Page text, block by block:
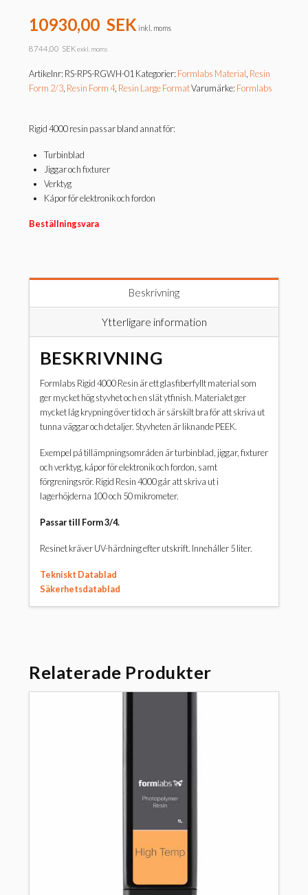
10930,00 SEK inkl. moms
8744,00 SEK exkl. moms
Artikelnr: RS-RPS-RGWH-01 Kategorier: Formlabs Material Resin
Form 2/3 Resin Form 4, Resin Large FormatVarumärke: Formlabs
Rigid 4000 resin passar bland annat för:
Turbinblad
Jiggar och fixturer
Verktyg
Kåpor för elektronik och fordon
Beställningsvara
Beskrivning
Ytterligare information
BESKRIVNING
Formlabs Rigid 4000 Resin är ett glasfiberfyllt material som
ger mycket hög styvhet och en slät ytfinish. Materialet ger
mycket låg krypning över tid och är särskilt bra för att skriva ut
tunna väggar och detaljer. Styvheten är liknande PEEK.
Exempel på tillämpningsområden är turbinblad, jiggar, fixturer
och verktyg, kåpor för elektronik och fordon, samt
förgreningsrör. Rigid Resin 4000 går att skriva ut i
lagerhöjderna 100 och 50 mikrometer.
Passar till Form 3/4.
Resinet kräver UV-härdning efter utskrift. Innehåller 5 liter.
Tekniskt Datablad
Säkerhetsdatablad
Relaterade Produkter